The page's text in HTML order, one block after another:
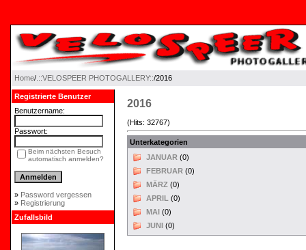
Home/ .::VELOSPEER PHOTOGALLERY::/2016
Registrierte Benutzer
Benutzername:
Passwort:
Beim nächsten Besuch
automatisch anmelden?
» Password vergessen
» Registrierung
Zufallsbild
2016
(Hits: 32767)
Unterkategorien
JANUAR (0)
FEBRUAR (0)
MÄRZ (0)
APRIL (0)
MAI (0)
JUNI (0)